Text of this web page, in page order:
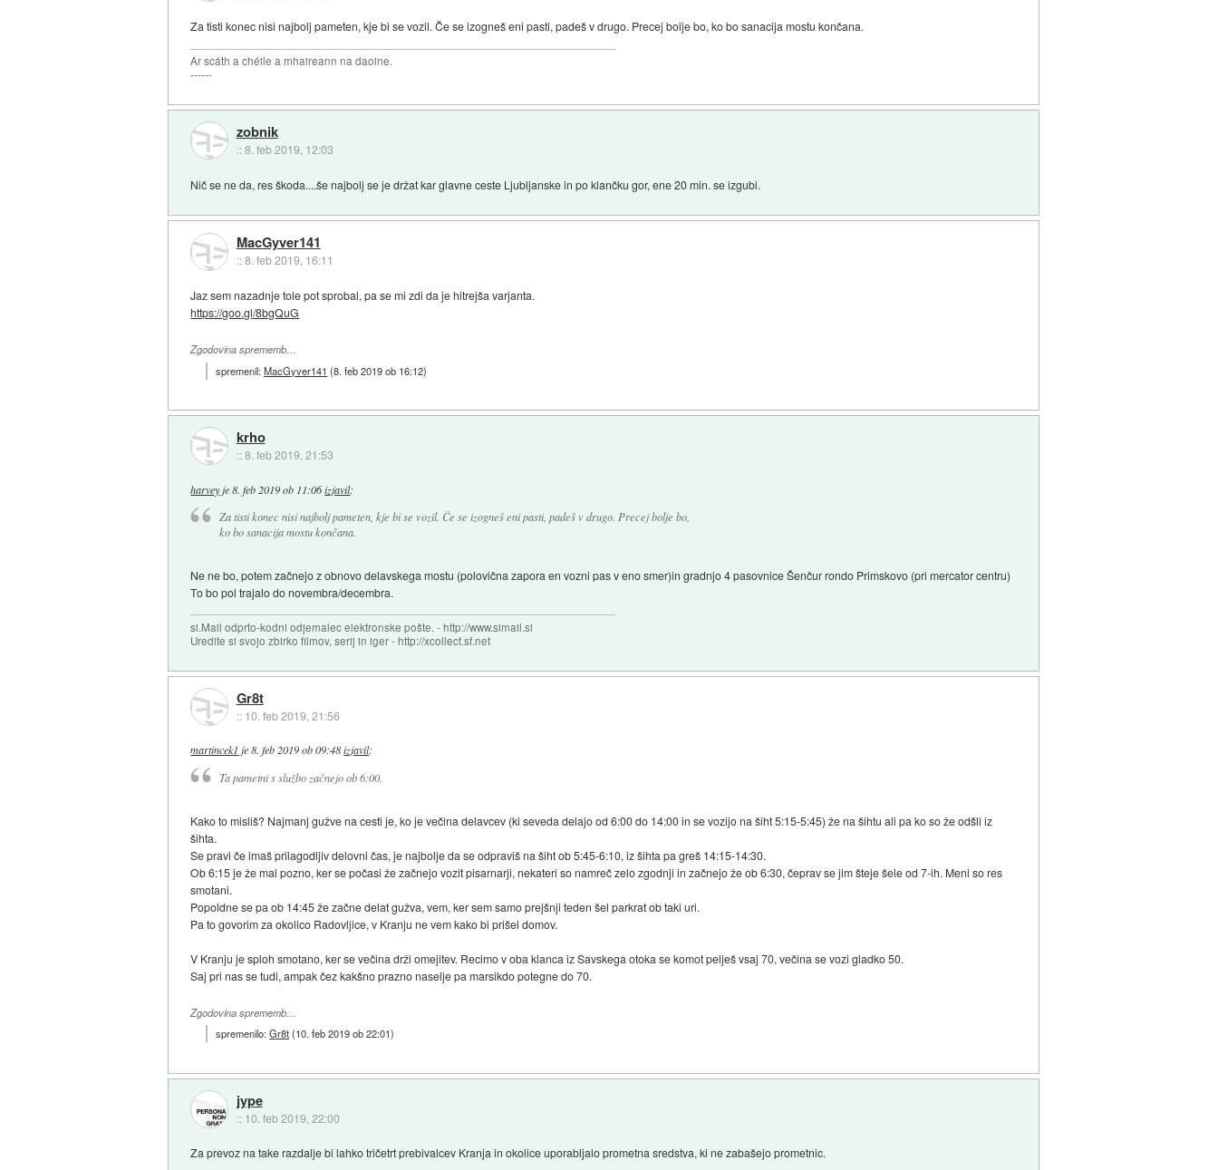
Za tisti konec nisi najbolj pameten, kje bi se vozil. Če se izogneš eni pasti, padeš v drugo. Precej bolje bo, ko bo sanacija mostu končana.
Ar scáth a chéile a mhaireann na daoine.
------
zobnik
::8. feb 2019, 12:03
Nič se ne da, res škoda....še najbolj se je držat kar glavne ceste Ljubljanske in po klančku gor, ene 20 min. se izgubi.
MacGyver141
::8. feb 2019, 16:11
Jaz sem nazadnje tole pot sprobal, pa se mi zdi da je hitrejša varjanta.
https://goo.gl/8bgQuG
Zgodovina sprememb…
spremenil:MacGyver141 (8. feb 2019 ob 16:12)
krho
::8. feb 2019, 21:53
harveyje8. feb 2019 ob 11:06 izjavil:
Za tisti konec nisi najbolj pameten, kje bi se vozil. Če se izogneš eni pasti, padeš v drugo. Precej bolje bo,
ko bo sanacija mostu končana.
Ne ne bo, potem začnejo z obnovo delavskega mostu (polovična zapora en vozni pas v eno smer)in gradnjo 4 pasovnice Šenčur rondo Primskovo (pri mercator centru)
To bo pol trajalo do novembra/decembra.
si.Mail odprto-kodni odjemalec elektronske pošte. - http://www.simail.si
Uredite si svojo zbirko filmov, serij in iger - http://xcollect.sf.net
Gr8t
:: 10. feb 2019, 21:56
martincek1 je8. feb 2019 ob 09:48 izjavil:
Ta pametni s službo začnejo ob 6:00.
Kako to misliš? Najmanj gužve na cesti je, ko je večina delavcev (ki seveda delajo od 6:00 do 14:00 in se vozijo na šiht 5:15-5:45) že na šihtu ali pa ko so že odšli iz
šihta.
Se pravi če imaš prilagodljiv delovni čas, je najbolje da se odpraviš na šiht ob 5:45-6:10, iz šihta pa greš 14:15-14:30.
Ob 6:15 je že mal pozno, ker se počasi že začnejo vozit pisarnarji, nekateri so namreč zelo zgodnji in začnejo že ob 6:30, čeprav se jim šteje šele od 7-ih. Meni so res
smotani.
Popoldne se pa ob 14:45 že začne delat gužva, vem, ker sem samo prejšnji teden šel parkrat ob taki uri.
Pa to govorim za okolico Radovljice, v Kranju ne vem kako bi prišel domov.
V Kranju je sploh smotano, ker se večina drži omejitev. Recimo v oba klanca iz Savskega otoka se komot pelješ vsaj 70, večina se vozi gladko 50.
Saj pri nas se tudi, ampak čez kakšno prazno naselje pa marsikdo potegne do 70.
Zgodovina sprememb…
spremenilo:Gr8t(10. feb 2019 ob 22:01)
jype
:: 10. feb 2019, 22:00
Za prevoz na take razdalje bi lahko tričetrt prebivalcev Kranja in okolice uporabljalo prometna sredstva, ki ne zabašejo prometnic.